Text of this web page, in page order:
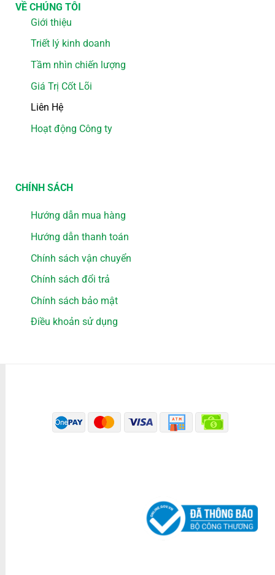
VỀ CHÚNG TÔI
Giới thiệu
Triết lý kinh doanh
Tầm nhìn chiến lượng
Giá Trị Cốt Lõi
Liên Hệ
Hoạt động Công ty
CHÍNH SÁCH
Hướng dẫn mua hàng
Hướng dẫn thanh toán
Chính sách vận chuyển
Chính sách đổi trả
Chính sách bảo mật
Điều khoản sử dụng